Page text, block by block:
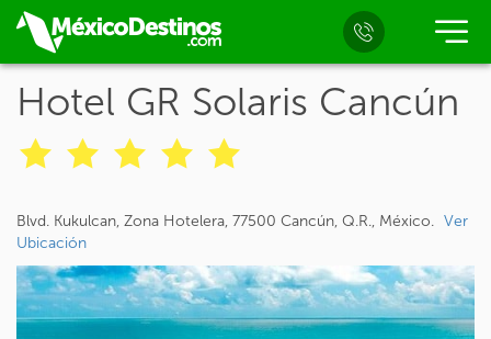
Hotel GR Solaris Cancún
Blvd. Kukulcan, Zona Hotelera, 77500 Cancún, Q.R., México. Ver
Ubicación